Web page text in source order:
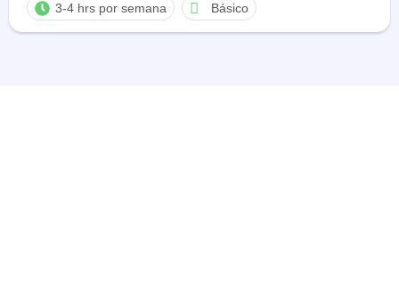
3-4 hrs por semana Básico